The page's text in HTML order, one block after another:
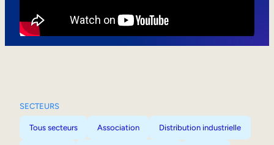
SECTEURS
Tous secteurs Association Distribution industrielle